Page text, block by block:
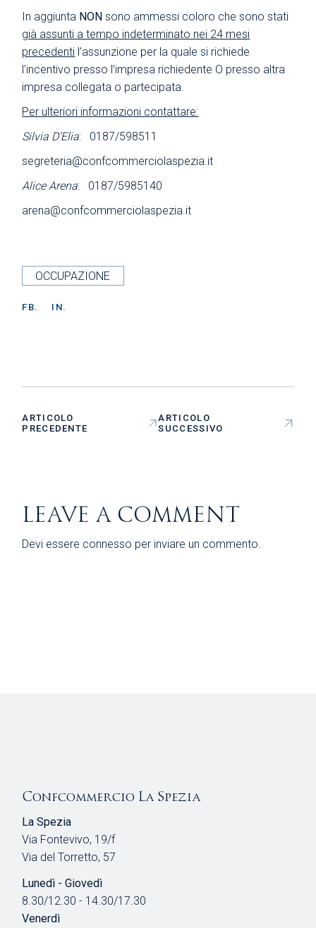
In aggiunta NON sono ammessi coloro che sono stati
già assunti a tempo indeterminato nei 24 mesi
precedenti l’assunzione per la quale si richiede
l’incentivo presso l’impresa richiedente O presso altra
impresa collegata o partecipata.
Per ulteriori informazioni contattare:
Silvia D’Elia: 0187/598511
segreteria@confcommerciolaspezia.it
Alice Arena: 0187/5985140
arena@confcommerciolaspezia.it
OCCUPAZIONE
FB. IN.
ARTICOLO
PRECEDENTE
ARTICOLO
SUCCESSIVO
LEAVE A COMMENT
Devi essere connesso per inviare un commento.
Confcommercio La Spezia
La Spezia
Via Fontevivo, 19/f
Via del Torretto, 57
Lunedì - Giovedì
8.30/12.30 - 14.30/17.30
Venerdì